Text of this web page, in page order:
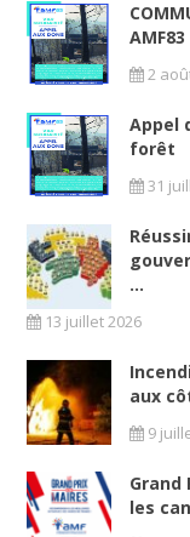
AMF83
2
Appel
forêt
31
...
13 juillet 2026
aux
9
Grand
les